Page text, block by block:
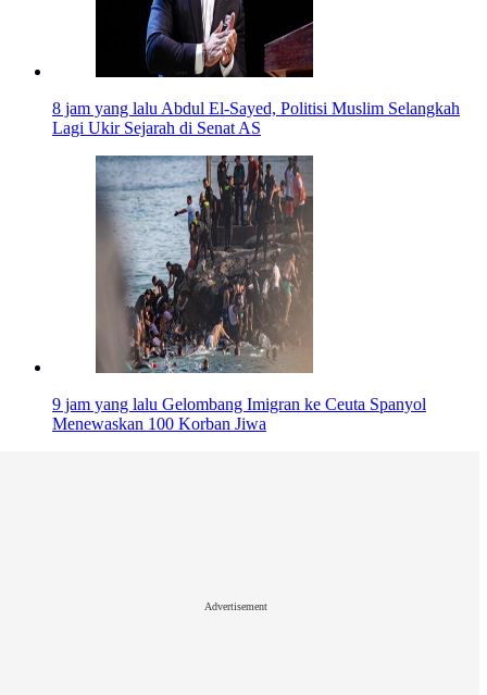
8 jam yang lalu Abdul El-Sayed, Politisi Muslim Selangkah
Lagi Ukir Sejarah di Senat AS
9 jam yang lalu Gelombang Imigran ke Ceuta Spanyol
Menewaskan 100 Korban Jiwa
Advertisement